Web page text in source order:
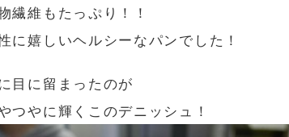
繊維もたっぷり！！
に嬉しいヘルシーなパンでした！
目に留まったのが
つやに輝くこのデニッシュ！